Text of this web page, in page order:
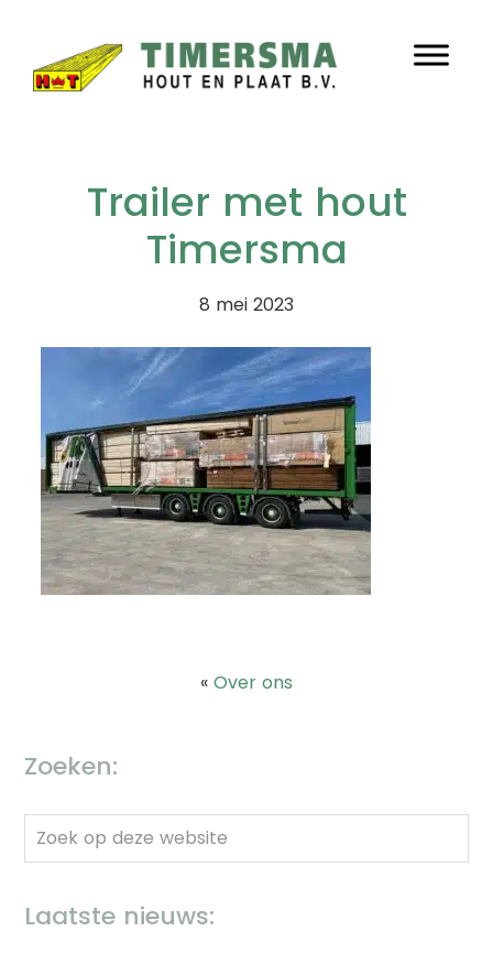
naar
de
Timersma
Trailer met hout
Timersma
8 mei 2023
« Over ons
Zoeken:
Zoek
op
website
Laatste nieuws: